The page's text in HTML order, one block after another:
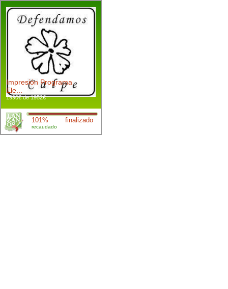
Impresión Programa
Ele...
1990€ de 1952€
101%
recaudado
finalizado